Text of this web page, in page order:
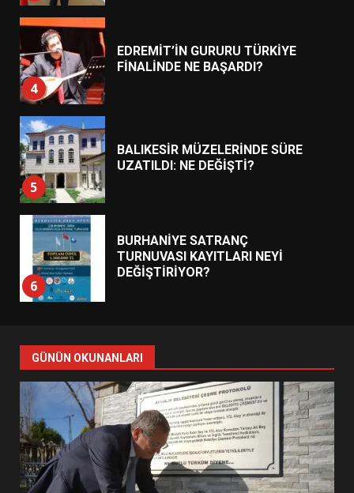
4
EDREMİT’İN GURURU TÜRKİYE
FİNALİNDE NE BAŞARDI?
5
BALIKESİR MÜZELERİNDE SÜRE
UZATILDI: NE DEĞİŞTİ?
6
BURHANİYE SATRANÇ
TURNUVASI KAYITLARI NEYİ
DEĞİŞTİRİYOR?
7
YENİ YÖNETİM NASIL
ŞEKİLLENDİ?
1
AYVALIK SU MİRASI İÇİN
HAREKETE GEÇİYOR: GÖZLER
BULUŞMADA
GÜNÜN OKUNANLARI